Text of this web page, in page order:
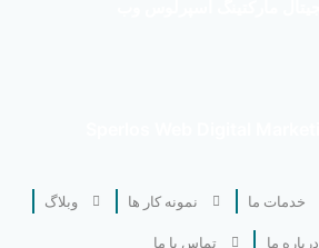
خدمات ما نمونه کار ها وبلاگ
درباره ما تماس با ما